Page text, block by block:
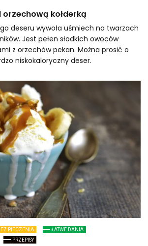
kołderką
deseru wywoła uśmiech na twarzach
Jest pełen słodkich owoców
z orzechów pekan. Można prosić o
niskokaloryczny deser.
PIECZENIA
ŁATWE DANIA
PRZEPISY